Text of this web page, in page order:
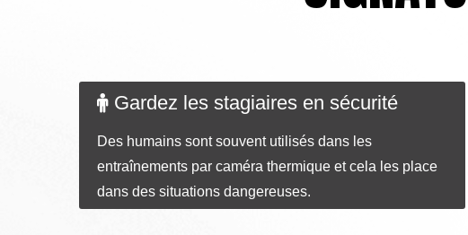
Gardez les stagiaires en sécurité
Des humains sont souvent utilisés dans les
entraînements par caméra thermique et cela les place
dans des situations dangereuses.